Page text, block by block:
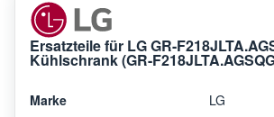
Ersatzteile für LG GR-
Kühlschrank (GR-
Marke LG